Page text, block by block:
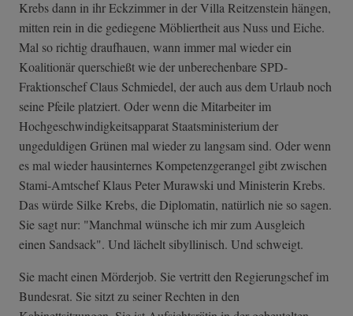
Krebs dann in ihr Eckzimmer in der Villa Reitzenstein hängen,
mitten rein in die gediegene Möbliertheit aus Nuss und Eiche.
Mal so richtig draufhauen, wann immer mal wieder ein
Koalitionär querschießt wie der unberechenbare SPD-
Fraktionschef Claus Schmiedel, der auch aus dem Urlaub noch
seine Pfeile platziert. Oder wenn die Mitarbeiter im
Hochgeschwindigkeitsapparat Staatsministerium der
ungeduldigen Grünen mal wieder zu langsam sind. Oder wenn
es mal wieder hausinternes Kompetenzgerangel gibt zwischen
Stami-Amtschef Klaus Peter Murawski und Ministerin Krebs.
Das würde Silke Krebs, die Diplomatin, natürlich nie so sagen.
Sie sagt nur: "Manchmal wünsche ich mir zum Ausgleich
einen Sandsack". Und lächelt sibyllinisch. Und schweigt.
Sie macht einen Mörderjob. Sie vertritt den Regierungschef im
Bundesrat. Sie sitzt zu seiner Rechten in den